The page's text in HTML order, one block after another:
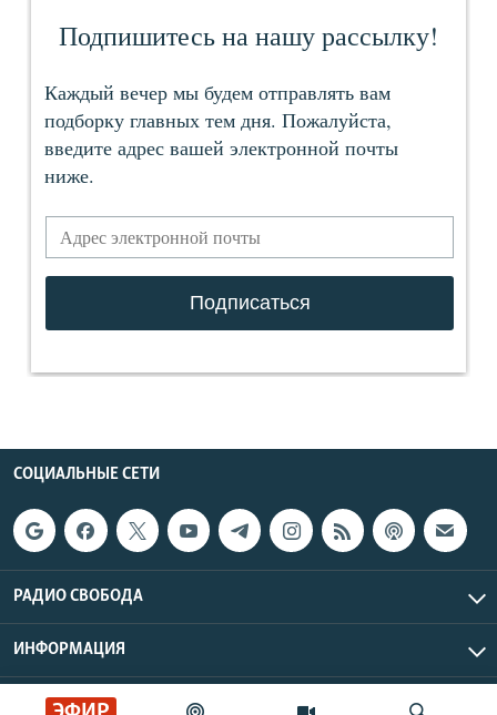
СОЦИАЛЬНЫЕ СЕТИ
РАДИО СВОБОДА
ИНФОРМАЦИЯ
Радио Свобода © 2026 RFE/RL, Inc. | Все права защищены.